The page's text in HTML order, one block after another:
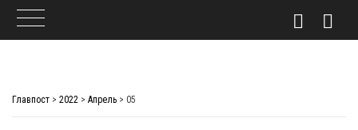
Главпост > 2022 > Апрель > 05